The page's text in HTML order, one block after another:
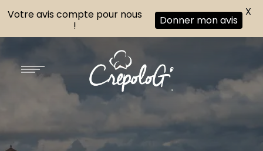
Votre avis compte pour nous
!
Donner mon avis
X